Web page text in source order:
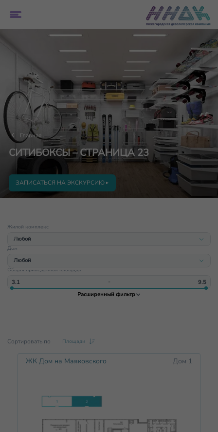
Главная
СИТИБОКСЫ – СТРАНИЦА 23
ЗАПИСАТЬСЯ НА ЭКСКУРСИЮ
Жилой комплекс
Любой
ЖК Щёлоковский
ЖК Гранд-квартал Бетанкур
Дом
Любой
Дом 1
Общая приведенная площадь
‐
Расширенный фильтр
Сортировать по Площади
ЖК Дом на Маяковского Дом 1